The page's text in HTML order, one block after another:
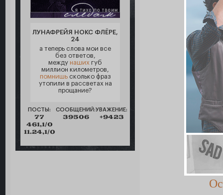
ЛУНАФРЕЙЯ НОКС ФЛЁРЕ,
24
а теперь слова мои все
без ответов,
между наших губ
миллион километров,
помнишьсколько фраз
утопили в рассветах на
прощание?
ПОСТЫ:
77
461,1/0
11.24,1/0
СООБЩЕНИЙ:
39506
УВАЖЕНИЕ:
+9423